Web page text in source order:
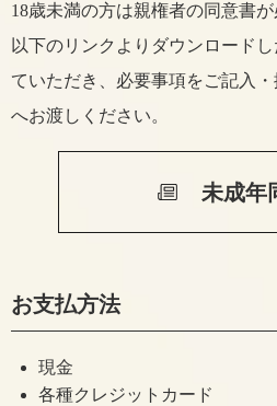
18歳未満の方は親権者の同意書が
以下のリンクよりダウンロード
ていただき、 必要事項をご記入
へお渡しください。
未成年
お支払方法
現金
各種クレジットカード